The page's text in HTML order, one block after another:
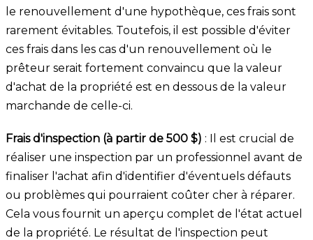
le renouvellement d'une hypothèque, ces frais sont
rarement évitables. Toutefois, il est possible d'éviter
ces frais dans les cas d'un renouvellement où le
prêteur serait fortement convaincu que la valeur
d'achat de la propriété est en dessous de la valeur
marchande de celle-ci.
Frais d'inspection (à partir de 500 $) : Il est crucial de
réaliser une inspection par un professionnel avant de
finaliser l'achat afin d'identifier d'éventuels défauts
ou problèmes qui pourraient coûter cher à réparer.
Cela vous fournit un aperçu complet de l'état actuel
de la propriété. Le résultat de l'inspection peut